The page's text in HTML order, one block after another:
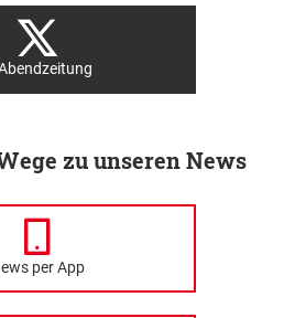
zu unseren News
per App